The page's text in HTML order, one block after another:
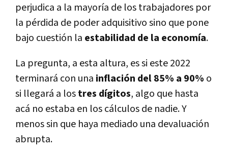
perjudica a la mayoría de los trabajadores por
la pérdida de poder adquisitivo sino que pone
bajo cuestión la estabilidad de la economía.
La pregunta, a esta altura, es si este 2022
terminará con una inflación del 85% a 90% o
si llegará a lostres dígitos, algo que hasta
acá no estaba en los cálculos de nadie. Y
menos sin que haya mediado una devaluación
abrupta.